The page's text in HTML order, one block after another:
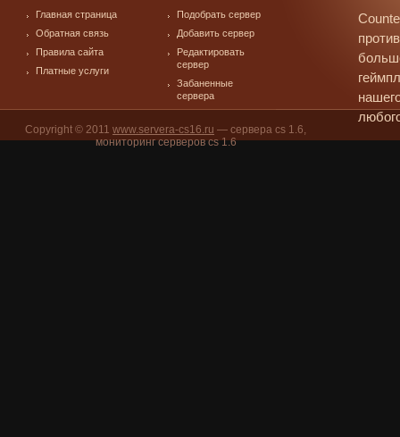
Главная страница
Обратная связь
Правила сайта
Платные услуги
Подобрать сервер
Добавить сервер
Редактировать
сервер
Забаненные
сервера
Copyright © 2011 www.servera-cs16.ru — сервера cs 1.6,
мониторинг серверов cs 1.6